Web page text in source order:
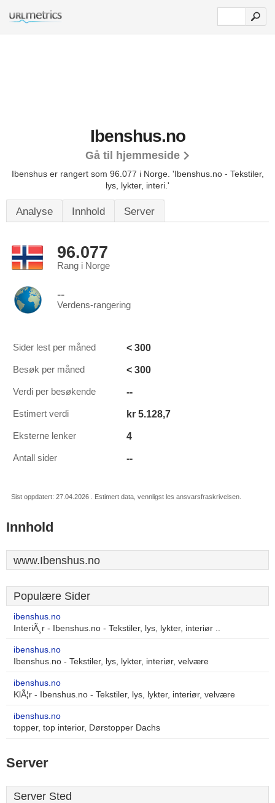
Ibenshus.no
Gå til hjemmeside
Ibenshus er rangert som 96.077 i Norge. 'Ibenshus.no - Tekstiler,
lys, lykter, interi.'
Analyse Innhold Server
96.077
Rang i Norge
--
Verdens-rangering
Sider lest per måned < 300
Besøk per måned < 300
Verdi per besøkende --
Estimert verdi kr 5.128,7
Eksterne lenker 4
Antall sider --
Sist oppdatert: 27.04.2026 . Estimert data, vennligst les ansvarsfraskrivelsen.
Innhold
www.Ibenshus.no
Populære Sider
ibenshus.no
InteriÃ¸r - Ibenshus.no - Tekstiler, lys, lykter, interiør ..
ibenshus.no
Ibenshus.no - Tekstiler, lys, lykter, interiør, velvære
ibenshus.no
KlÃ¦r - Ibenshus.no - Tekstiler, lys, lykter, interiør, velvære
ibenshus.no
topper, top interior, Dørstopper Dachs
Server
Server Sted